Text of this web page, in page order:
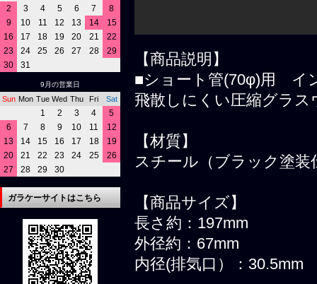
【商品説明】
■ショート管(70φ)用 イ
飛散しにくい圧縮グラス
【材質】
スチール（ブラック塗装
【商品サイズ】
長さ約：197mm
外径約：67mm
内径(排気口）：30.5mm
2
3 4 5 6 7
8
9
10 11 12 13 14
15
16
17 18 19 20 21
22
23
24 25 26 27 28
29
30
31
9月の営業日
Sun Mon Tue Wed Thu Fri Sat
1 2 3 4
5
6
7 8 9 10 11
12
13
14 15 16 17 18
19
20
21 22 23 24 25
26
27
28 29 30
ガラケーサイトはこちら